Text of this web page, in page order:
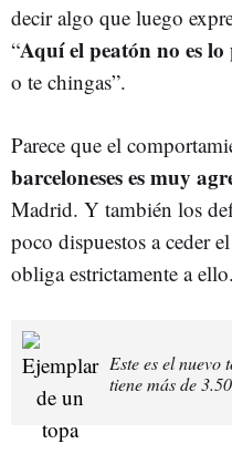
decir algo que luego
“Aquí el peatón no es
o te chingas”.
Parece que el
barceloneses es muy
Madrid. Y también los
poco dispuestos a ceder
obliga estrictamente a ello.
Este es el nuevo
tiene más de